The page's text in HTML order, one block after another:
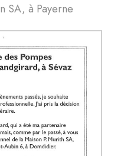
SA, à Payerne